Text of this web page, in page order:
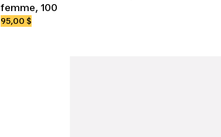
femme, 100
95,00 $